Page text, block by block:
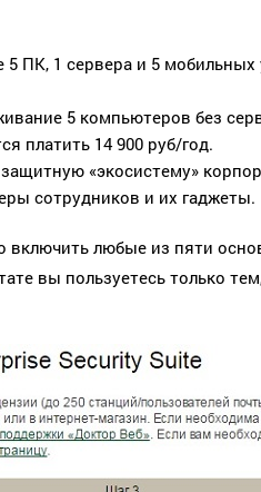
ПК, 1 сервера и 5 мобильных
5 компьютеров без
платить 14 900 руб/год.
«экосистему»
сотрудников и их гаджеты.
включить любые из пяти
вы пользуетесь только